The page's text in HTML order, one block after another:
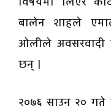
बालेन शाहले
ओलीले अवसरवादी
छन् ।
२०७६ साउन २० गते